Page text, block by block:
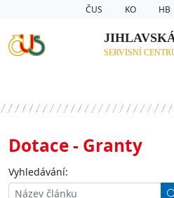
ČUS KO HB
SERVISNÍ
Dotace - Granty
Vyhledávání: